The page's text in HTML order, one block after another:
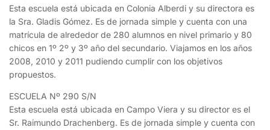
Esta escuela está ubicada en Colonia Alberdi y su directora es
la Sra. Gladis Gómez. Es de jornada simple y cuenta con una
matrícula de alrededor de 280 alumnos en nivel primario y 80
chicos en 1º 2º y 3º año del secundario. Viajamos en los años
2008, 2010 y 2011 pudiendo cumplir con los objetivos
propuestos.
ESCUELA Nº 290 S/N
Esta escuela está ubicada en Campo Viera y su director es el
Sr. Raimundo Drachenberg. Es de jornada simple y cuenta con